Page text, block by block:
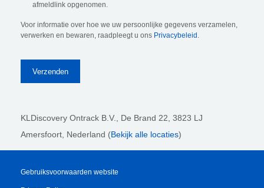
afmeldlink opgenomen.
Voor informatie over hoe we uw persoonlijke gegevens verzamelen,
verwerken en bewaren, raadpleegt u ons Privacybeleid .
KLDiscovery Ontrack B.V., De Brand 22, 3823 LJ
Amersfoort, Nederland (Bekijk alle locaties)
Gebruiksvoorwaarden website